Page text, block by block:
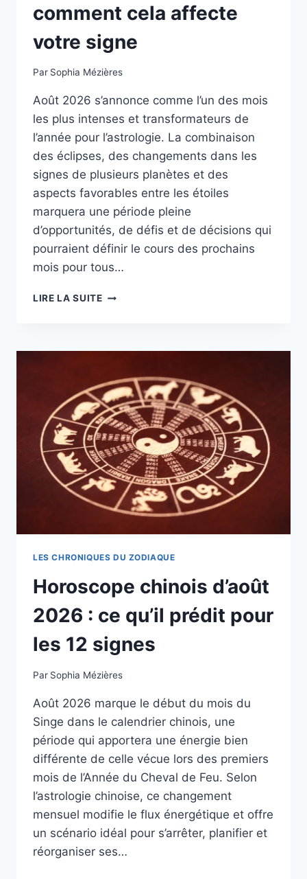
comment cela affecte
votre signe
Par Sophia Mézières
Août 2026 s’annonce comme l’un des mois
les plus intenses et transformateurs de
l’année pour l’astrologie. La combinaison
des éclipses, des changements dans les
signes de plusieurs planètes et des
aspects favorables entre les étoiles
marquera une période pleine
d’opportunités, de défis et de décisions qui
pourraient définir le cours des prochains
mois pour tous…
LIRE LA SUITEHOROSCOPE
QUE
PASSERA-
T-
IL
AU
COURS
DU
MOIS
ET
COMMENT
CELA
SIGNE
LES CHRONIQUES DU ZODIAQUE
Horoscope chinois d’août
2026 : ce qu’il prédit pour
les 12 signes
Par Sophia Mézières
Août 2026 marque le début du mois du
Singe dans le calendrier chinois, une
période qui apportera une énergie bien
différente de celle vécue lors des premiers
mois de l’Année du Cheval de Feu. Selon
l’astrologie chinoise, ce changement
mensuel modifie le flux énergétique et offre
un scénario idéal pour s’arrêter, planifier et
réorganiser ses…